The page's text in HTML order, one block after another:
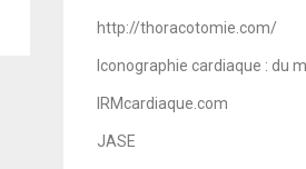
http://thoracotomie.com/
Iconographie cardiaque : du
IRMcardiaque.com
JASE